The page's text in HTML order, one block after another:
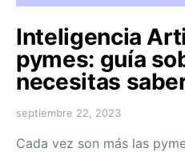
Inteligencia
pymes: guía
necesitas
septiembre 22, 2023
Cada vez son más las